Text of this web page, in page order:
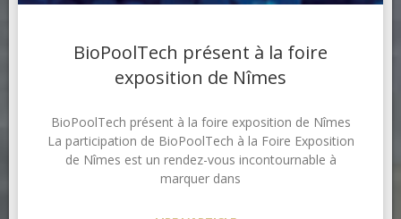
BioPoolTech présent à la foire
exposition de Nîmes
BioPoolTech présent à la foire exposition de Nîmes
La participation de BioPoolTech à la Foire Exposition
de Nîmes est un rendez-vous incontournable à
marquer dans